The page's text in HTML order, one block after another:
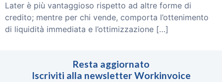
Later è più vantaggioso rispetto ad altre forme di
credito; mentre per chi vende, comporta l’ottenimento
di liquidità immediata e l’ottimizzazione […]
Resta aggiornato
Iscriviti alla newsletter Workinvoice